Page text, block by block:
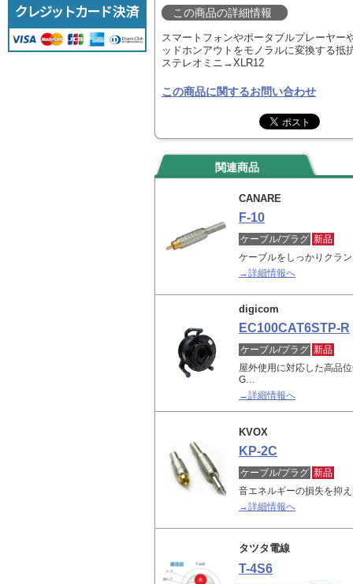
この商品の詳細情報
スマートフォンやポータブルプレーヤー
ッドホンアウトをモノラルに変換する抵
ステレオミニ→XLR12
この商品に関するお問い合わせ
関連商品
CANARE
F-10
ケーブル/プラグ 新品
ケーブルをしっかりクラ
→詳細情報へ
digicom
EC100CAT6STP-R
ケーブル/プラグ 新品
屋外使用に対応した高品
G…
→詳細情報へ
KVOX
KP-2C
ケーブル/プラグ 新品
音エネルギーの損失を抑
→詳細情報へ
タツタ電線
T-4S6